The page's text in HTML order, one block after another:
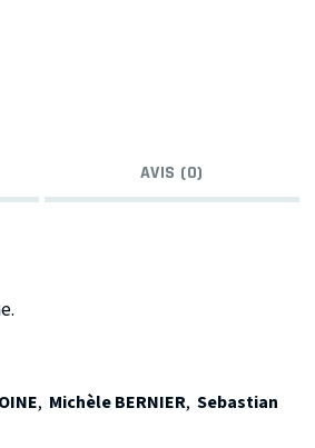
AVIS (0)
vivants.
Vincent Dedienne, nous sommes
et Michaël Grégorio.
, Michèle BERNIER, Sebastian